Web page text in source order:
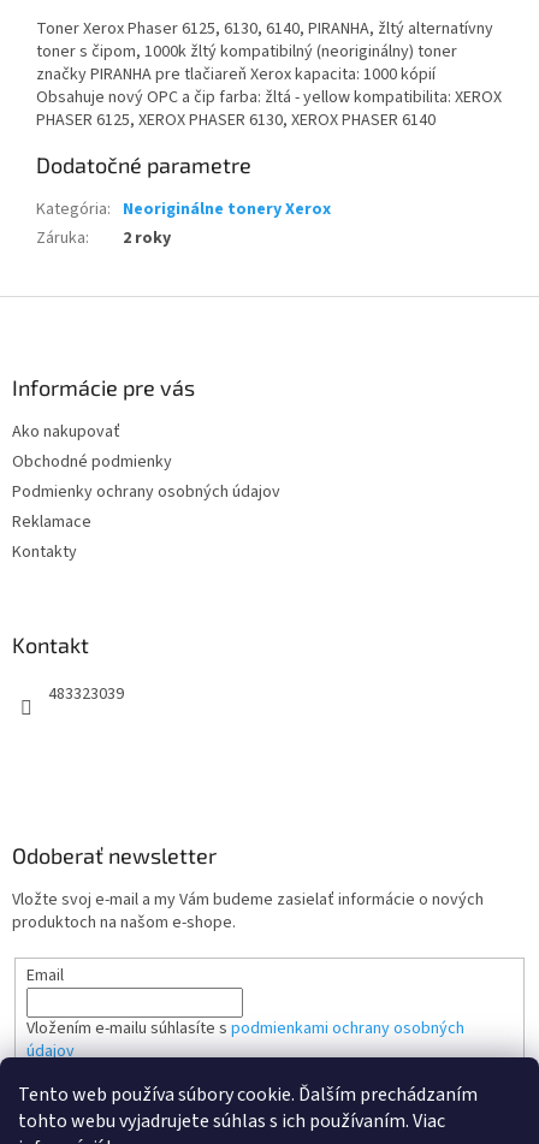
Tento web používa súbory cookie. Ďalším prechádzaním
tohto webu vyjadrujete súhlas s ich používaním. Viac
Toner Xerox Phaser 6125, 6130, 6140, PIRANHA, žltý alternatívny
toner s čipom, 1000k žltý kompatibilný (neoriginálny) toner
značky PIRANHA pre tlačiareň Xerox kapacita: 1000 kópií
Obsahuje nový OPC a čip farba: žltá - yellow kompatibilita: XEROX
PHASER 6125, XEROX PHASER 6130, XEROX PHASER 6140
Dodatočné parametre
Kategória: Neoriginálne tonery Xerox
Záruka: 2 roky
Informácie pre vás
Ako nakupovať
Obchodné podmienky
Podmienky ochrany osobných údajov
Reklamace
Kontakty
Kontakt
483323039
Odoberať newsletter
Vložte svoj e-mail a my Vám budeme zasielať informácie o nových
produktoch na našom e-shope.
Email
Vložením e-mailu súhlasíte s podmienkami ochrany osobných
údajov
PRIHLÁSIŤ SA